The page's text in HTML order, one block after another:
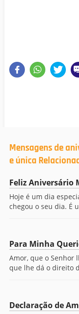
Mensagens de
e única
Feliz Aniversário
Hoje é um dia
chegou o seu dia. É
Para Minha
Amor, que o Senhor
que lhe dá o direito
Declaração de